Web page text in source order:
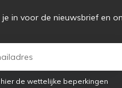
je in voor de nieuwsbrief en
de wettelijke beperkingen